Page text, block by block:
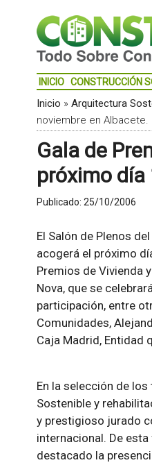
INICIO CONSTRUCCIÓN
Inicio » Arquitectura
noviembre en Albacete.
Gala de
próximo día
Publicado: 25/10/2006
El Salón de Plenos
acogerá el próximo
Premios de Vivienda
Nova, que se
participación, entre
Comunidades,
Caja Madrid, Entidad
En la selección de
Sostenible y
y prestigioso jurado
internacional. De
destacado la